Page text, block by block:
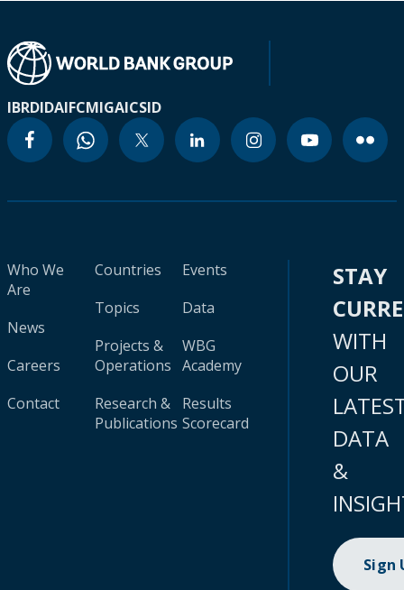
IBRDIDAIFCMIGAICSID
Who We
Are
News
Careers
Contact
Countries
Topics
Projects &
Operations
Research &
Publications
Events
Data
WBG
Academy
Results
Scorecard
STAY
WITH
OUR
DATA
&
Sign